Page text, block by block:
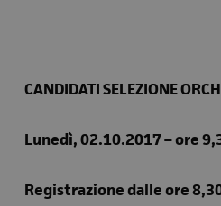
CANDIDATI SELEZIONE
Lunedì, 02.10.2017 – ore
Registrazione dalle ore